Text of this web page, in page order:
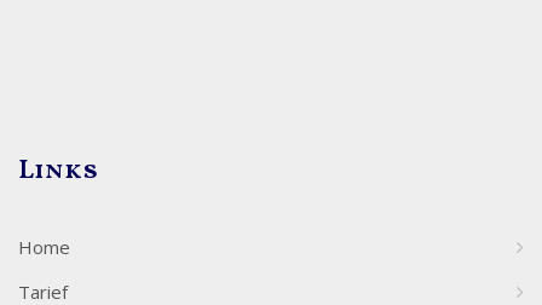
Links
Home
Tarief